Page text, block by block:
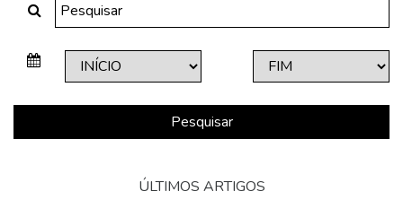
Pesquisar
ÚLTIMOS ARTIGOS